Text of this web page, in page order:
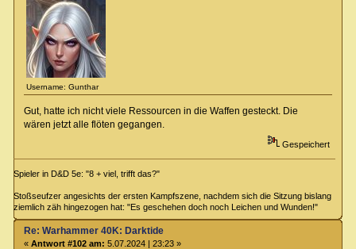
Username: Gunthar
Gut, hatte ich nicht viele Ressourcen in die Waffen gesteckt. Die
wären jetzt alle flöten gegangen.
Gespeichert
Spieler in D&D 5e: "8 + viel, trifft das?"
Stoßseufzer angesichts der ersten Kampfszene, nachdem sich die Sitzung bislang
ziemlich zäh hingezogen hat: "Es geschehen doch noch Leichen und Wunden!"
Re: Warhammer 40K: Darktide
« Antwort #102 am: 5.07.2024 | 23:23 »